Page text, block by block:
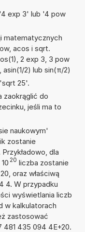
exp 3' lub '4 pow
matematycznych
acos i sqrt.
2 exp 3, 3 pow
2) lub sin(π/2)
25'.
zaokrąglić do
jeśli ma to
naukowym'
zostanie
dla
10 20 liczba zostanie
oraz właściwą
4. W przypadku
wyświetlania liczb
w kalkulatorach
zastosować
481 435 094 4E+20.